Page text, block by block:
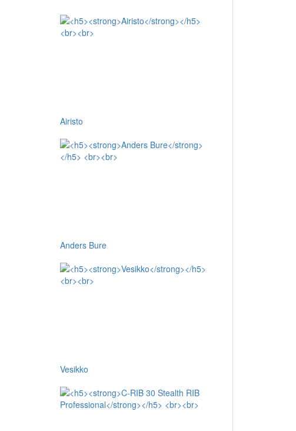
Airisto
Anders Bure
Vesikko